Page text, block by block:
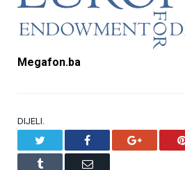
Megafon.ba
DIJELI.
Facebook Google+
Tumblr Email